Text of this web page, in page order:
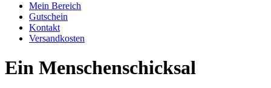
Mein Bereich
Gutschein
Kontakt
Versandkosten
Ein Menschenschicksal